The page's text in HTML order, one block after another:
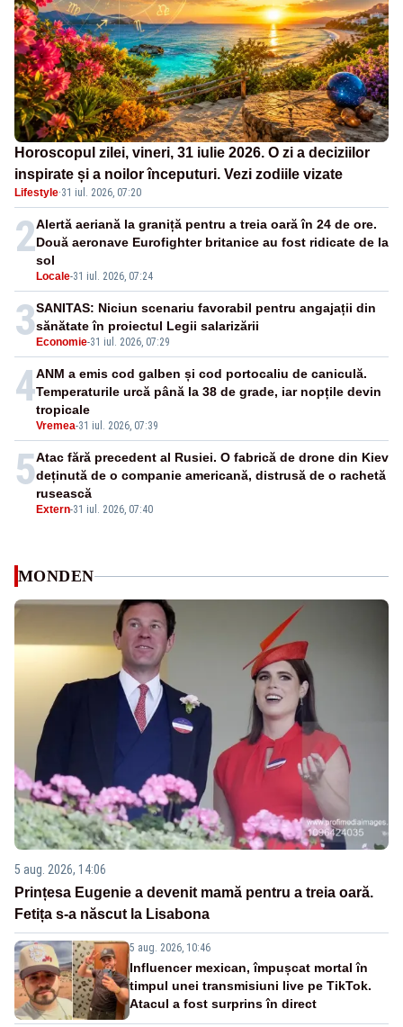
Horoscopul zilei, vineri, 31 iulie 2026. O zi a deciziilor
inspirate și a noilor începuturi. Vezi zodiile vizate
Lifestyle·31 iul. 2026, 07:20
2
Locale-31 iul. 2026, 07:24
Alertă aeriană la graniță pentru a treia oară în 24 de ore.
Două aeronave Eurofighter britanice au fost ridicate de la
sol
3 Economie-31 iul. 2026, 07:29
SANITAS: Niciun scenariu favorabil pentru angajații din
sănătate în proiectul Legii salarizării
4
Vremea-31 iul. 2026, 07:39
ANM a emis cod galben și cod portocaliu de caniculă.
Temperaturile urcă până la 38 de grade, iar nopțile devin
tropicale
5
Extern-31 iul. 2026, 07:40
Atac fără precedent al Rusiei. O fabrică de drone din Kiev
deținută de o companie americană, distrusă de o rachetă
rusească
MONDEN
5 aug. 2026, 14:06
Prințesa Eugenie a devenit mamă pentru a treia oară.
Fetița s-a născut la Lisabona
5 aug. 2026, 10:46
Influencer mexican, împușcat mortal în
timpul unei transmisiuni live pe TikTok.
Atacul a fost surprins în direct